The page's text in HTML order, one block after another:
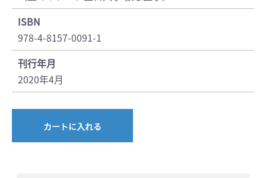
ISBN
978-4-8157-0091-1
刊行年月
2020年4月
カートに入れる